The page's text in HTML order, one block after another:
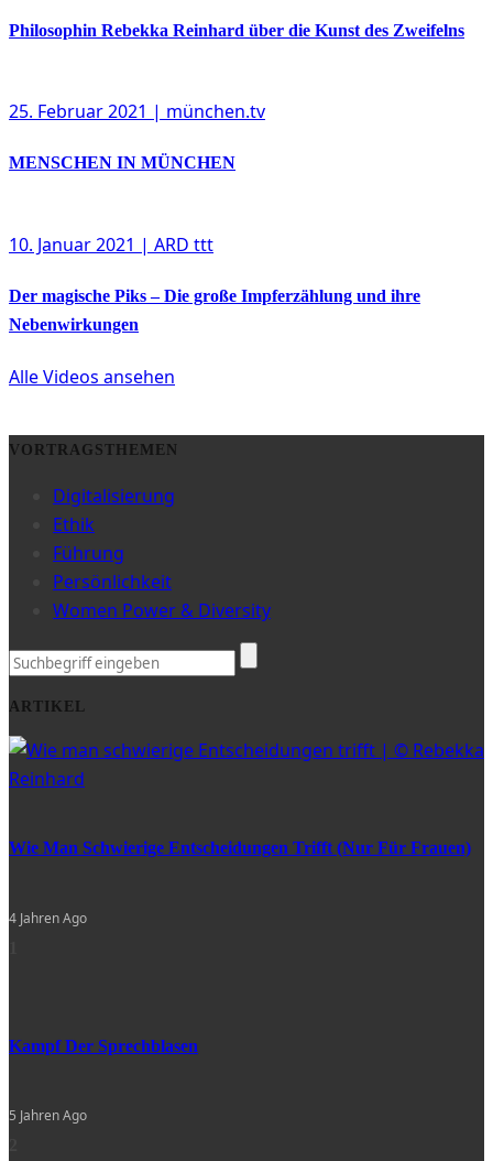
Philosophin Rebekka Reinhard über die Kunst des Zweifelns
25. Februar 2021 | münchen.tv
MENSCHEN IN MÜNCHEN
10. Januar 2021 | ARD ttt
Der magische Piks – Die große Impferzählung und ihre
Nebenwirkungen
Alle Videos ansehen
VORTRAGSTHEMEN
Digitalisierung
Ethik
Führung
Persönlichkeit
Women Power & Diversity
ARTIKEL
Wie Man Schwierige Entscheidungen Trifft (nur Für Frauen)
4 Jahren Ago
Kampf Der Sprechblasen
5 Jahren Ago